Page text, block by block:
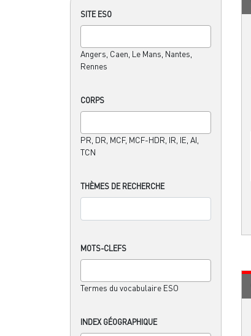
SITE ESO
Angers, Caen, Le Mans, Nantes,
Rennes
CORPS
PR, DR, MCF, MCF-HDR, IR, IE, AI,
TCN
THÈMES DE RECHERCHE
MOTS-CLEFS
Termes du vocabulaire ESO
INDEX GÉOGRAPHIQUE